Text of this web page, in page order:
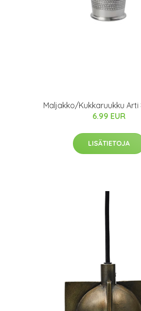
Maljakko/Kukkaruukku Arti
6.99 EUR
LISÄTIETOJA